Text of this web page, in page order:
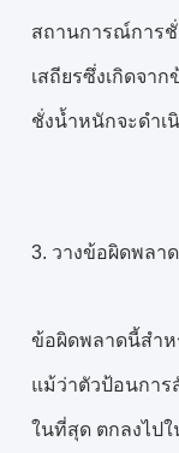
สถานการณ์การ
เสถียรซึ่งเกิดจา
ชั่งน้ำหนักจะดำ
3. วางข้อผิดพลาด
ข้อผิดพลาดนี้สำ
แม้ว่าตัวป้อนการ
ในที่สุด ตกลงไป